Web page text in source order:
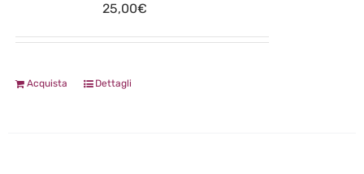
L’associazione
25,00€
Acquista Dettagli